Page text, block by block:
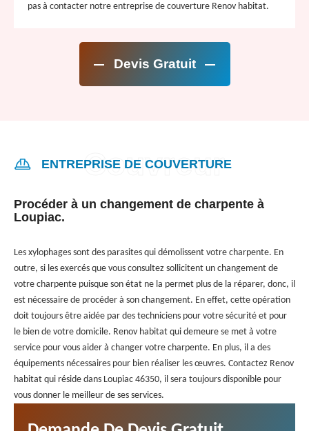
pas à contacter notre entreprise de couverture Renov habitat.
Devis Gratuit
ENTREPRISE DE COUVERTURE
Procéder à un changement de charpente à
Loupiac.
Les xylophages sont des parasites qui démolissent votre charpente. En
outre, si les exercés que vous consultez sollicitent un changement de
votre charpente puisque son état ne la permet plus de la réparer, donc, il
est nécessaire de procéder à son changement. En effet, cette opération
doit toujours être aidée par des techniciens pour votre sécurité et pour
le bien de votre domicile. Renov habitat qui demeure se met à votre
service pour vous aider à changer votre charpente. En plus, il a des
équipements nécessaires pour bien réaliser les œuvres. Contactez Renov
habitat qui réside dans Loupiac 46350, il sera toujours disponible pour
vous donner le meilleur de ses services.